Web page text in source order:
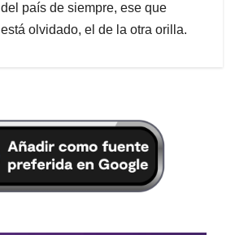
del país de siempre, ese que
está olvidado, el de la otra orilla.